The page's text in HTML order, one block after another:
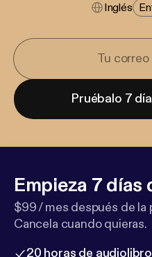
Inglés
Pruébalo 7
Empieza 7 días
$99 / mes después de la
Cancela cuando quieras.
20 horas de